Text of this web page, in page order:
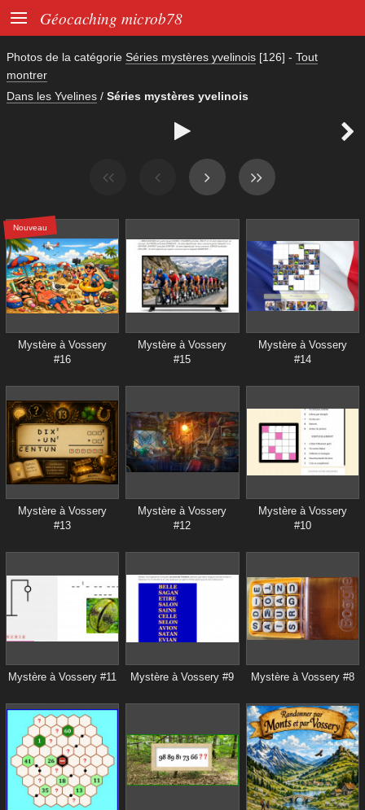
 Géocaching microb78
Photos de la catégorie Séries mystères yvelinois [126] - Tout
montrer
Dans les Yvelines / Séries mystères yvelinois
 
Nouveau
Mystère à Vossery
#16
Mystère à Vossery
#15
Mystère à Vossery
#14
Mystère à Vossery
#13
Mystère à Vossery
#12
Mystère à Vossery
#10
Mystère à Vossery #11 Mystère à Vossery #9 Mystère à Vossery #8